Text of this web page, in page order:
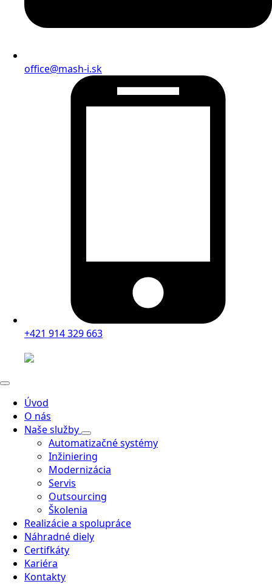
office@mash-i.sk
+421 914 329 663
Úvod
O nás
Naše služby
Automatizačné systémy
Inžiniering
Modernizácia
Servis
Outsourcing
Školenia
Realizácie a spolupráce
Náhradné diely
Certifkáty
Kariéra
Kontakty